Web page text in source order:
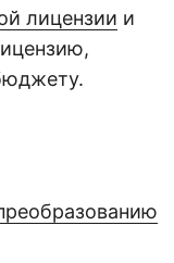
лицензии и